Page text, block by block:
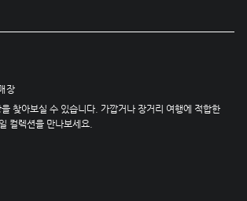
장
찾아보실 수 있습니다. 가깝거나 장거리 여행에 적합한
컬렉션을 만나보세요.